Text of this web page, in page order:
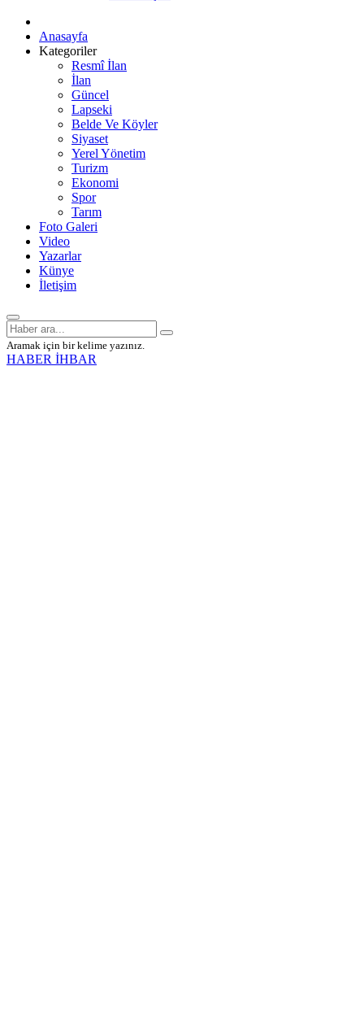
Anasayfa
Kategoriler
Resmî İlan
İlan
Güncel
Lapseki
Belde Ve Köyler
Siyaset
Yerel Yönetim
Turizm
Ekonomi
Spor
Tarım
Foto Galeri
Video
Yazarlar
Künye
İletişim
Aramak için bir kelime yazınız.
HABER İHBAR